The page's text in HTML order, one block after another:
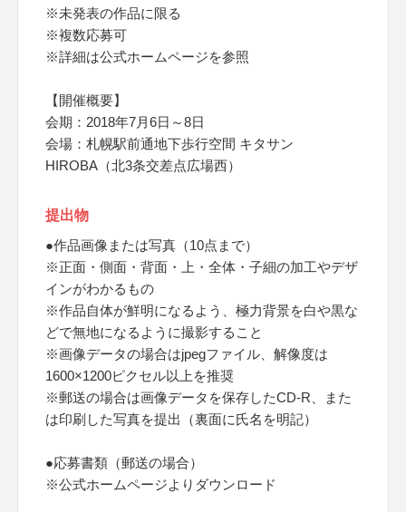
※未発表の作品に限る
※複数応募可
※詳細は公式ホームページを参照
【開催概要】
会期：2018年7月6日～8日
会場：札幌駅前通地下歩行空間 キタサン
HIROBA（北3条交差点広場西）
提出物
●作品画像または写真（10点まで）
※正面・側面・背面・上・全体・子細の加工やデザ
インがわかるもの
※作品自体が鮮明になるよう、極力背景を白や黒な
どで無地になるように撮影すること
※画像データの場合はjpegファイル、解像度は
1600×1200ピクセル以上を推奨
※郵送の場合は画像データを保存したCD-R、また
は印刷した写真を提出（裏面に氏名を明記）
●応募書類（郵送の場合）
※公式ホームページよりダウンロード